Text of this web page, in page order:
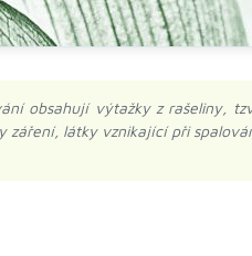
obsahují výtažky z rašeliny,
záření, látky vznikající při
oběhu. Mají výrazné
ochranným efektem.